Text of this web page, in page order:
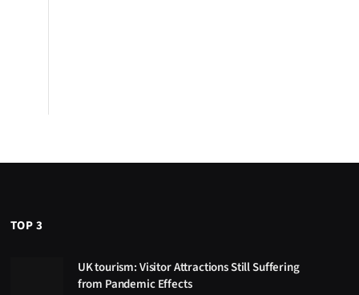
TOP 3
UK tourism: Visitor Attractions Still Suffering
from Pandemic Effects